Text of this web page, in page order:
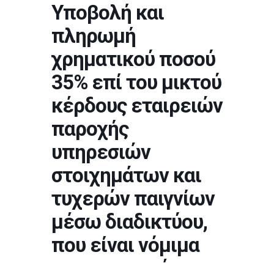
Υποβολή και
πληρωμή
χρηματικού ποσού
35% επί του μικτού
κέρδους εταιρειών
παροχής
υπηρεσιών
στοιχημάτων και
τυχερών παιγνίων
μέσω διαδικτύου,
που είναι νόμιμα